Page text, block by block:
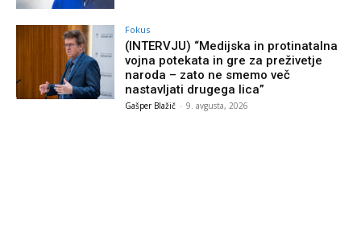
Fokus
(INTERVJU) “Medijska in protinatalna
vojna potekata in gre za preživetje
naroda – zato ne smemo več
nastavljati drugega lica”
Gašper Blažič - 9. avgusta, 2026